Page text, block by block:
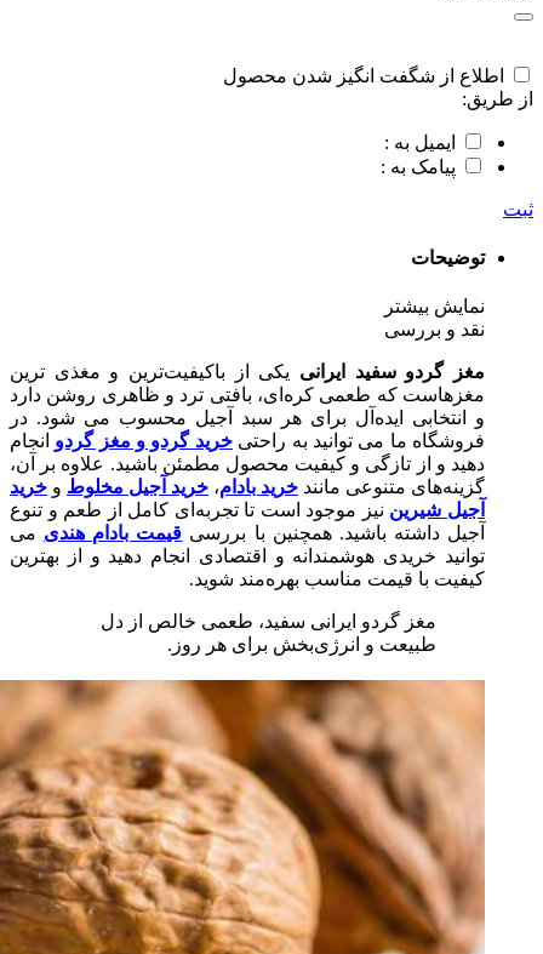
اطلاع از شگفت انگیز شدن محصول
از طریق:
ایمیل به :
پیامک به :
ثبت
توضیحات
نمایش بیشتر
نقد و بررسی
مغز گردو سفید ایرانی یکی از باکیفیت‌ترین و مغذی‌ ترین
مغزهاست که طعمی کره‌ای، بافتی ترد و ظاهری روشن دارد
و انتخابی ایده‌آل برای هر سبد آجیل محسوب می‌ شود. در
فروشگاه ما می‌ توانید به راحتیخرید گردو و مغز گردو انجام
دهید و از تازگی و کیفیت محصول مطمئن باشید. علاوه بر آن،
گزینه‌های متنوعی مانند خرید بادام، خرید آجیل مخلوط و خرید
آجیل شیرین نیز موجود است تا تجربه‌ای کامل از طعم و تنوع
آجیل داشته باشید. همچنین با بررسی قیمت بادام هندی می‌
توانید خریدی هوشمندانه و اقتصادی انجام دهید و از بهترین
کیفیت با قیمت مناسب بهره‌مند شوید.
مغز گردو ایرانی سفید، طعمی خالص از دل
طبیعت و انرژی‌بخش برای هر روز.